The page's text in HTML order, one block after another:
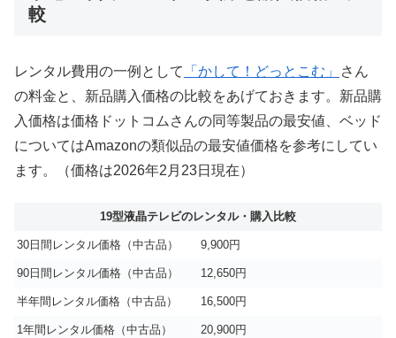
較
レンタル費用の一例として 「かして！どっとこむ」
さん
の料金と、新品購入価格の比較をあげておきます。新品購
入価格は価格ドットコムさんの同等製品の最安値、ベッド
についてはAmazonの類似品の最安値価格を参考にしてい
ます。（価格は2026年2月23日現在）
19型液晶テレビのレンタル・購入比較
30日間レンタル価格（中古品） 9,900円
90日間レンタル価格（中古品） 12,650円
半年間レンタル価格（中古品） 16,500円
1年間レンタル価格（中古品） 20,900円